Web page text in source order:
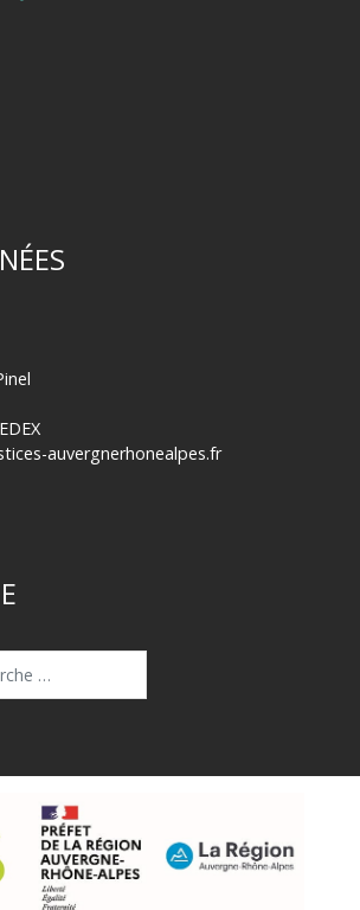
auvergnerhonealpes.fr